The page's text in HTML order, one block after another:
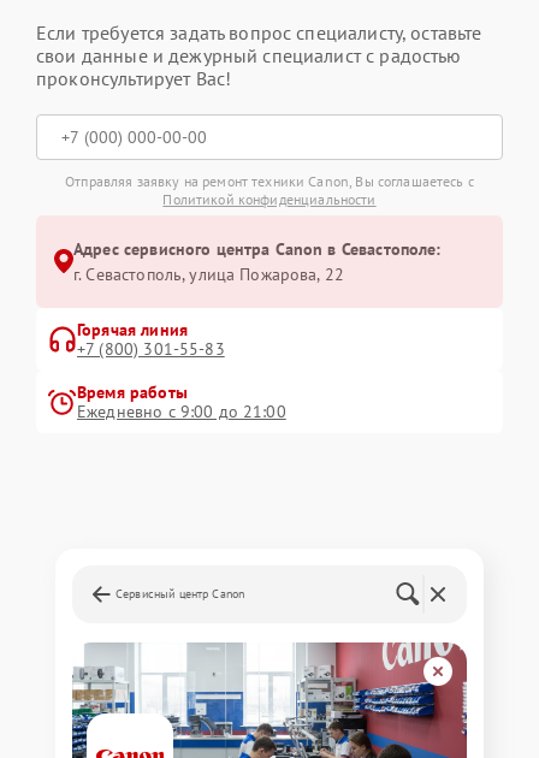
Если требуется задать вопрос специалисту, оставьте
свои данные и дежурный специалист с радостью
проконсультирует Вас!
Отправляя заявку на ремонт техники Canon, Вы соглашаетесь с
Политикой конфиденциальности
Адрес сервисного центра Canon в Севастополе:
г. Севастополь, улица Пожарова, 22
Горячая линия
+7 (800) 301-55-83
Время работы
Ежедневно с 9:00 до 21:00
Сервисный центр Canon